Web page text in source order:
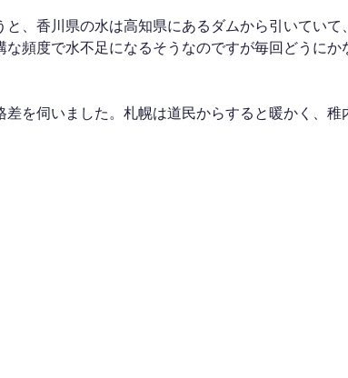
、香川県の水は高知県にあるダムから引いていて
な頻度で水不足になるそうなのですが毎回どうにか
を伺いました。札幌は道民からすると暖かく、稚